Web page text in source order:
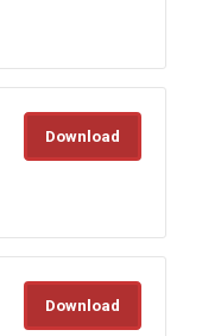
Download
Download